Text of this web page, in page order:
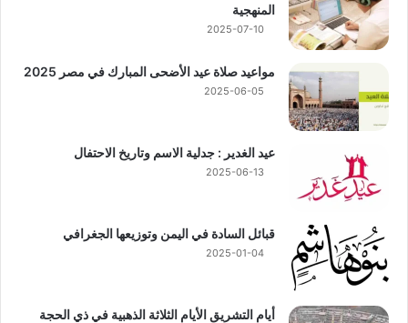
المنهجية
2025-07-10
مواعيد صلاة عيد الأضحى المبارك في مصر 2025
2025-06-05
عيد الغدير : جدلية الاسم وتاريخ الاحتفال
2025-06-13
قبائل السادة في اليمن وتوزيعها الجغرافي
2025-01-04
أيام التشريق الأيام الثلاثة الذهبية في ذي الحجة